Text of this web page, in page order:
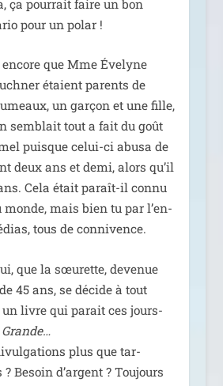
ça pour­rait faire un bon
pour un polar !
que Mme Évelyne
étaient parents de
un gar­çon et une fille,
sem­blait tout a fait du goût
puisque celui-ci abu­sa de
deux ans et demi, alors qu’il
Cela était paraît-il connu
monde, mais bien tu par l’en­
tous de connivence.
que la sœu­rette, deve­nue
45 ans, se décide à tout
livre qui parait ces jours-
plus que tar­
Besoin d’argent ? Toujours